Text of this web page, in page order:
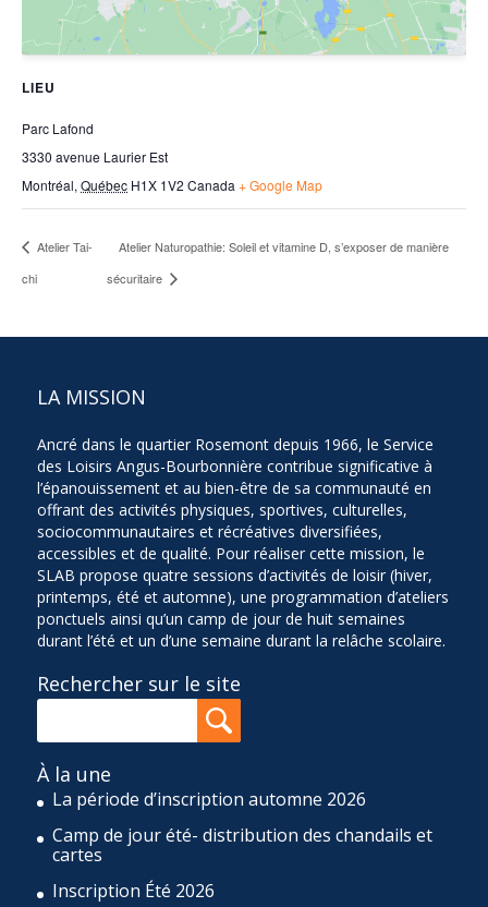
LIEU
Parc Lafond
3330 avenue Laurier Est
Montréal, Québec H1X 1V2 Canada + Google Map
Atelier Tai-
chi
Atelier Naturopathie: Soleil et vitamine D, s’exposer de manière
sécuritaire
LA MISSION
Ancré dans le quartier Rosemont depuis 1966, le Service
des Loisirs Angus-Bourbonnière contribue significative à
l’épanouissement et au bien-être de sa communauté en
offrant des activités physiques, sportives, culturelles,
sociocommunautaires et récréatives diversifiées,
accessibles et de qualité. Pour réaliser cette mission, le
SLAB propose quatre sessions d’activités de loisir (hiver,
printemps, été et automne), une programmation d’ateliers
ponctuels ainsi qu’un camp de jour de huit semaines
durant l’été et un d’une semaine durant la relâche scolaire.
Rechercher sur le site
À la une
La période d’inscription automne 2026
Camp de jour été- distribution des chandails et
cartes
Inscription Été 2026